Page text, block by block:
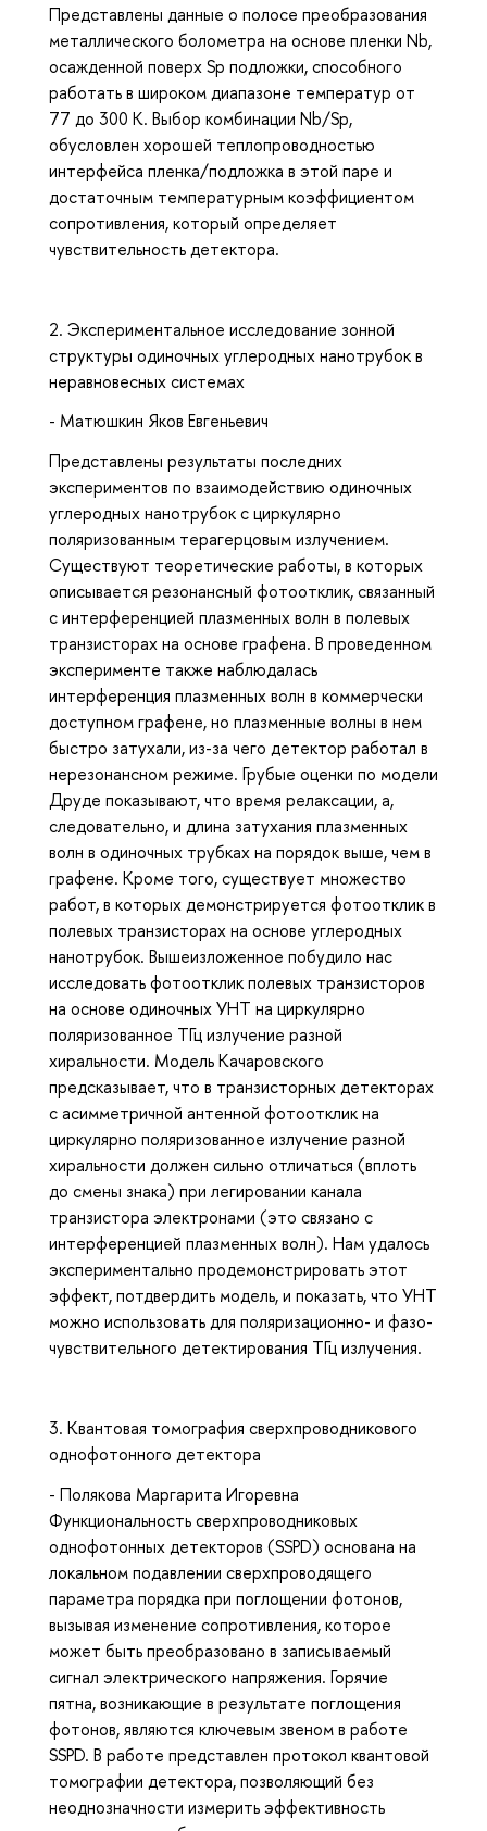
Представлены данные о полосе преобразования
металлического болометра на основе пленки Nb,
осажденной поверх Sp подложки, способного
работать в широком диапазоне температур от
77 до 300 К. Выбор комбинации Nb/Sp,
обусловлен хорошей теплопроводностью
интерфейса пленка/подложка в этой паре и
достаточным температурным коэффициентом
сопротивления, который определяет
чувствительность детектора.
2. Экспериментальное исследование зонной
структуры одиночных углеродных нанотрубок в
неравновесных системах
- Матюшкин Яков Евгеньевич
Представлены результаты последних
экспериментов по взаимодействию одиночных
углеродных нанотрубок с циркулярно
поляризованным терагерцовым излучением.
Существуют теоретические работы, в которых
описывается резонансный фотоотклик, связанный
с интерференцией плазменных волн в полевых
транзисторах на основе графена. В проведенном
эксперименте также наблюдалась
интерференция плазменных волн в коммерчески
доступном графене, но плазменные волны в нем
быстро затухали, из-за чего детектор работал в
нерезонансном режиме. Грубые оценки по модели
Друде показывают, что время релаксации, а,
следовательно, и длина затухания плазменных
волн в одиночных трубках на порядок выше, чем в
графене. Кроме того, существует множество
работ, в которых демонстрируется фотоотклик в
полевых транзисторах на основе углеродных
нанотрубок. Вышеизложенное побудило нас
исследовать фотоотклик полевых транзисторов
на основе одиночных УНТ на циркулярно
поляризованное ТГц излучение разной
хиральности. Модель Качаровского
предсказывает, что в транзисторных детекторах
с асимметричной антенной фотоотклик на
циркулярно поляризованное излучение разной
хиральности должен сильно отличаться (вплоть
до смены знака) при легировании канала
транзистора электронами (это связано с
интерференцией плазменных волн). Нам удалось
экспериментально продемонстрировать этот
эффект, потдвердить модель, и показать, что УНТ
можно использовать для поляризационно- и фазо-
чувствительного детектирования ТГц излучения.
3. Квантовая томография сверхпроводникового
однофотонного детектора
- Полякова Маргарита Игоревна
Функциональность сверхпроводниковых
однофотонных детекторов (SSPD) основана на
локальном подавлении сверхпроводящего
параметра порядка при поглощении фотонов,
вызывая изменение сопротивления, которое
может быть преобразовано в записываемый
сигнал электрического напряжения. Горячие
пятна, возникающие в результате поглощения
фотонов, являются ключевым звеном в работе
SSPD. В работе представлен протокол квантовой
томографии детектора, позволяющий без
неоднозначности измерить эффективность